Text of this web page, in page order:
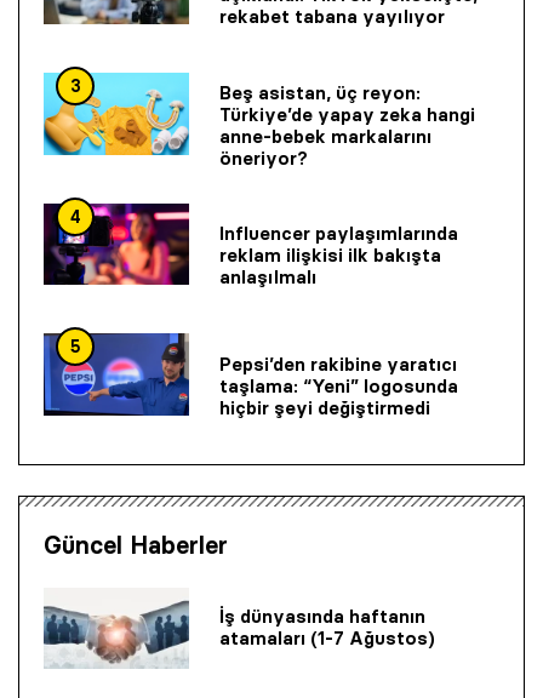
rekabet tabana yayılıyor
3
Beş asistan, üç reyon:
Türkiye’de yapay zeka hangi
anne-bebek markalarını
öneriyor?
4
Influencer paylaşımlarında
reklam ilişkisi ilk bakışta
anlaşılmalı
5
Pepsi’den rakibine yaratıcı
taşlama: “Yeni” logosunda
hiçbir şeyi değiştirmedi
Güncel Haberler
İş dünyasında haftanın
atamaları (1-7 Ağustos)